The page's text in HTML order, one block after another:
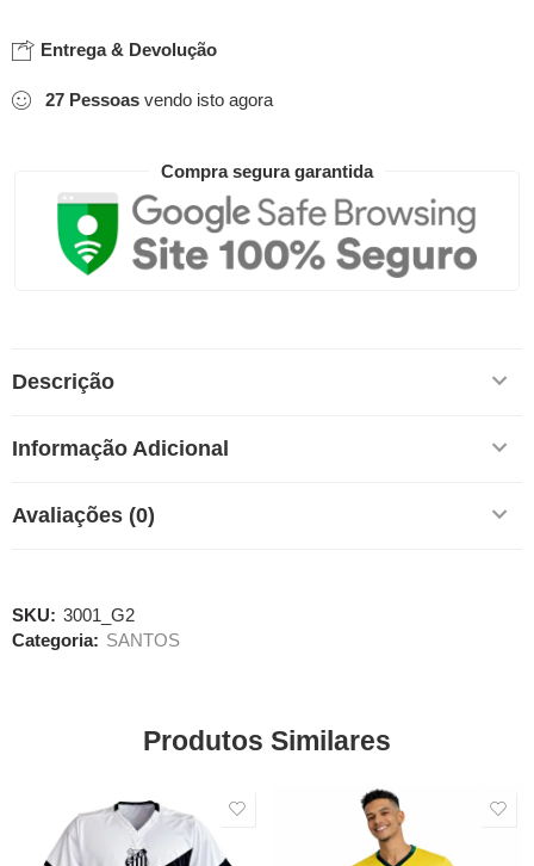
Entrega & Devolução
27 Pessoas vendo isto agora
Compra segura garantida
Descrição
Informação Adicional
Avaliações (0)
SKU: 3001_G2
Categoria: SANTOS
Produtos Similares